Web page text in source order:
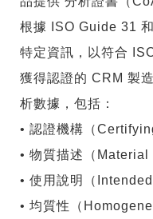
根據 ISO Guide 31
特定資訊，以符合
獲得認證的 CRM 製
析數據，包括：
• 認證機構（
• 物質描述（Material
• 使用說明（
• 均質性（